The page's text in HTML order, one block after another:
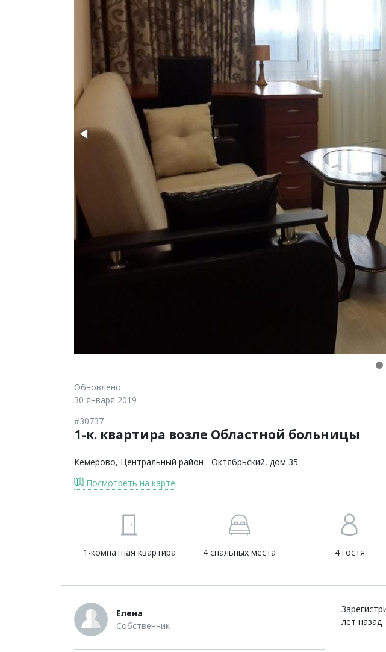
Обновлено
30 января 2019
1-к. квартира возле Областной больницы
#30737
Кемерово, Центральный район - Октябрьский, дом 35
Посмотреть на карте
1-комнатная квартира 4 спальных места 4 гостя
Елена
Собственник
лет назад